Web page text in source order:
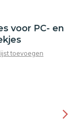
voor PC- en
toevoegen